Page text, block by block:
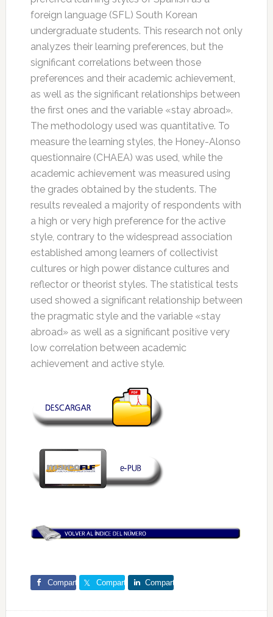
foreign language (SFL) South Korean
undergraduate students. This research not only
analyzes their learning preferences, but the
significant correlations between those
preferences and their academic achievement,
as well as the significant relationships between
the first ones and the variable «stay abroad».
The methodology used was quantitative. To
measure the learning styles, the Honey-Alonso
questionnaire (CHAEA) was used, while the
academic achievement was measured using
the grades obtained by the students. The
results revealed a majority of respondents with
a high or very high preference for the active
style, contrary to the widespread association
established among learners of collectivist
cultures or high power distance cultures and
reflector or theorist styles. The statistical tests
used showed a significant relationship between
the pragmatic style and the variable «stay
abroad» as well as a significant positive very
low correlation between academic
achievement and active style.
Comparte Comparte Comparte